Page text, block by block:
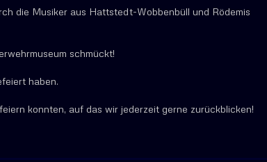
die Musiker aus Hattstedt-Wobbenbüll und Rödemis
schmückt!
haben.
konnten, auf das wir jederzeit gerne zurückblicken!